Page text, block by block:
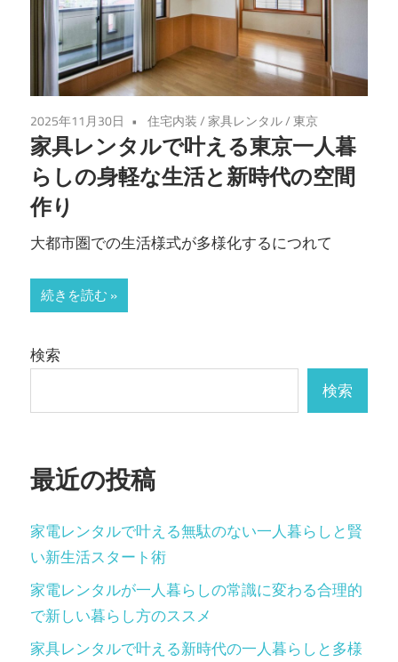
2025年11月30日 住宅内装/家具レンタル/東京
家具レンタルで叶える東京一人暮
らしの身軽な生活と新時代の空間
作り
大都市圏での生活様式が多様化するにつれて
続きを読む
検索
検索
最近の投稿
家電レンタルで叶える無駄のない一人暮らしと賢
い新生活スタート術
家電レンタルが一人暮らしの常識に変わる合理的
で新しい暮らし方のススメ
家具レンタルで叶える新時代の一人暮らしと多様